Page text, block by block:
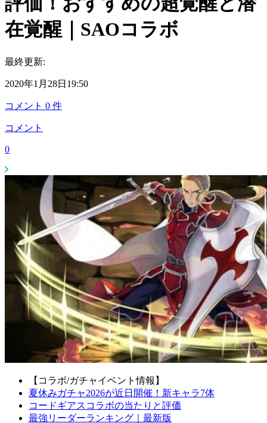
在覚醒｜SAOコラボ
最終更新:
2020年1月28日19:50
コメント 0 件
コメント
0
【コラボ/ガチャイベント情報】
夏休みガチャ2026が近日開催！新キャラ7体
コードギアスコラボの当たりと評価
最強リーダーランキング｜最新版